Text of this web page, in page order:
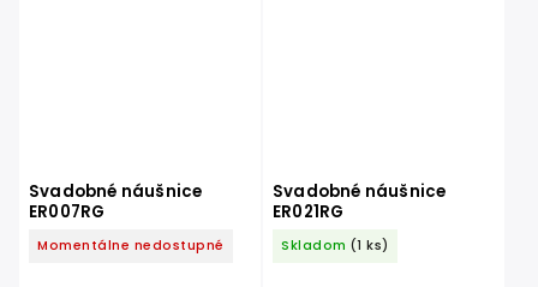
Svadobné náušnice
ER007RG
Momentálne nedostupné
Svadobné náušnice
ER021RG
Skladom (1 ks)